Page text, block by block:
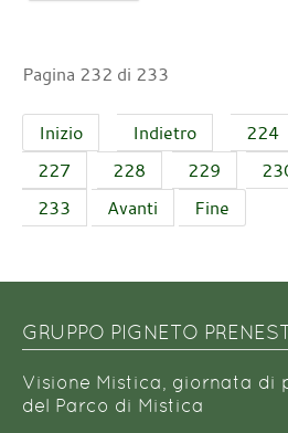
Pagina 232 di 233
Inizio Indietro 224
227
228 229
233
Avanti Fine
GRUPPO PIGNETO
Visione Mistica, giornata di
del Parco di Mistica